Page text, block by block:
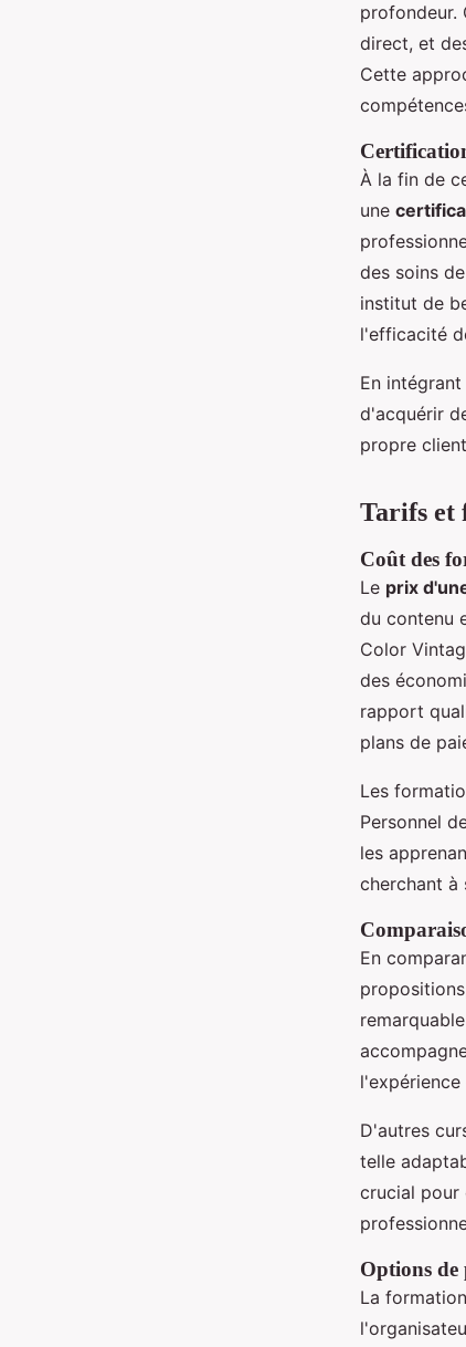
profondeur.
direct, et
Cette
À la fin de
une
des soins
institut de
l'efficacité
En
d'acquérir
propre
Tarifs et
Coût des
Le prix
du contenu
Color
des
rapport
plans de
Les
Personnel
les
cherchant à
En
D'autres
telle
crucial pour
Options de
La